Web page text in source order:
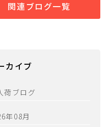
関連ブログ一覧
カイブ
荷ブログ
年08月